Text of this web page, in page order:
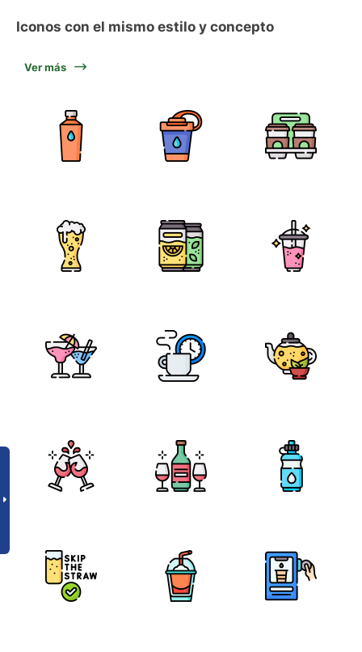
Iconos con el mismo estilo y concepto
Ver más